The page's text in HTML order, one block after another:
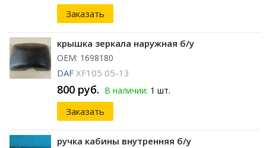
Заказать
крышка зеркала наружная б/у
ОЕМ: 1698180
DAF XF105 05-13
800 руб. В наличии: 1 шт.
Заказать
ручка кабины внутренняя б/у